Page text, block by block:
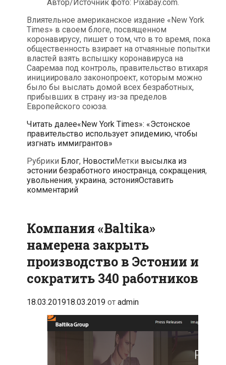
Автор/Источник фото: Pixabay.com.
Влиятельное американское издание «New York
Times» в своем блоге, посвященном
коронавирусу, пишет о том, что в то время, пока
общественность взирает на отчаянные попытки
властей взять вспышку коронавируса на
Сааремаа под контроль, правительство втихаря
инициировало законопроект, которым можно
было бы выслать домой всех безработных,
прибывших в страну из-за пределов
Европейского союза.
Читать далее«New York Times»: «Эстонское
правительство использует эпидемию, чтобы
изгнать иммигрантов»
Рубрики Блог, НовостиМетки высылка из
эстонии безработного иностранца, сокращения,
увольнения, украина, эстонияОставить
комментарий
Компания «Baltika»
намерена закрыть
производство в Эстонии и
сократить 340 работников
18.03.201918.03.2019 от admin